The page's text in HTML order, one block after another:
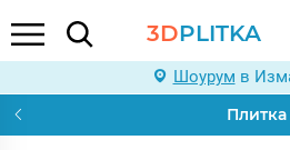
3DPLITKA
Шоурум в
Плитка